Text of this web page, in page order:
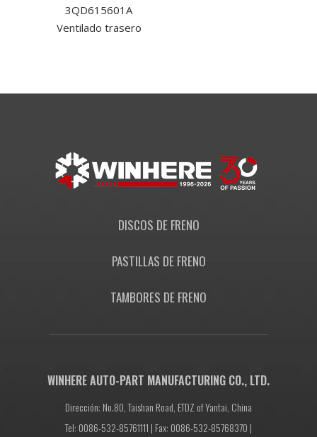
3QD615601A
Ventilado trasero
DISCOS DE FRENO
PASTILLAS DE FRENO
TAMBORES DE FRENO
WINHERE AUTO-PART MANUFACTURING CO., LTD.
Dirección: No.80, Taishan Road, ETDZ of Yantai, China
Tel: 0086-532-85761111 | Fax: 0086-532-85768370 |